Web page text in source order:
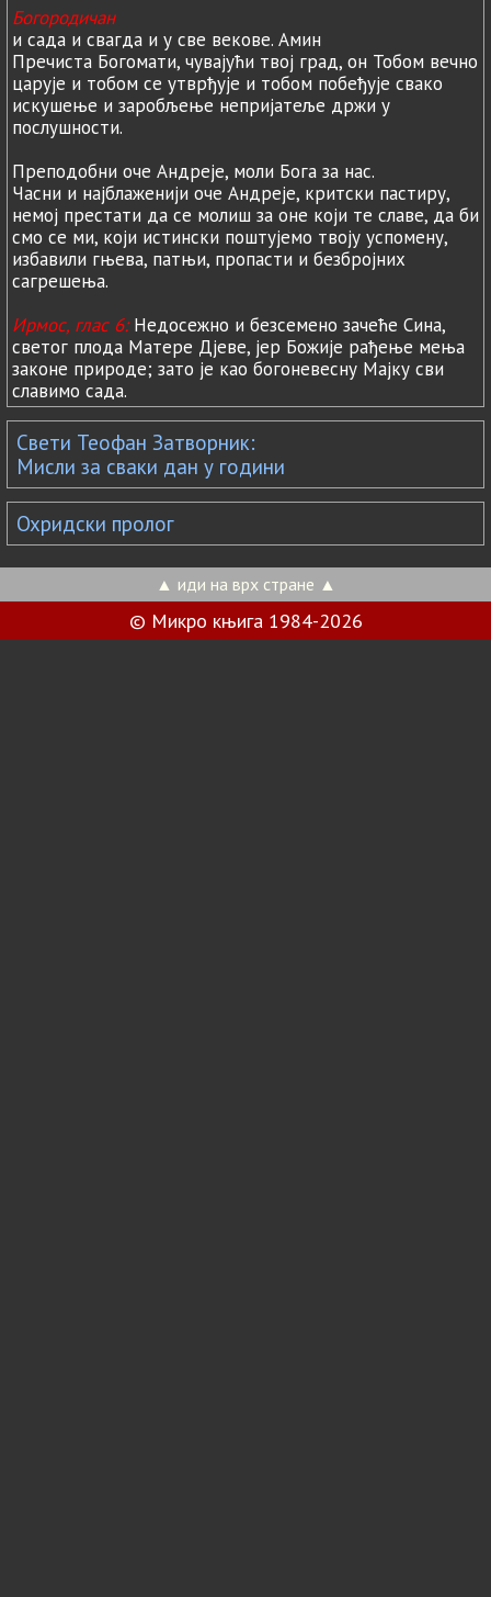
Богородичан
и сада и свагда и у све векове. Амин
Пречиста Богомати, чувајући твој град, он Тобом вечно
царује и тобом се утврђује и тобом побеђује свако
искушење и заробљење непријатеље држи у
послушности.
Преподобни оче Андреје, моли Бога за нас.
Часни и најблаженији оче Андреје, критски пастиру,
немој престати да се молиш за оне који те славе, да би
смо се ми, који истински поштујемо твоју успомену,
избавили гњева, патњи, пропасти и безбројних
сагрешења.
Ирмос, глас 6:Недосежно и безсемено зачеће Сина,
светог плода Матере Дјеве, јер Божије рађење мења
законе природе; зато је као богоневесну Мајку сви
славимо сада.
Свети Теофан Затворник:
Мисли за сваки дан у години
Охридски пролог
▲ иди на врх стране ▲
© Микро књига 1984-2026